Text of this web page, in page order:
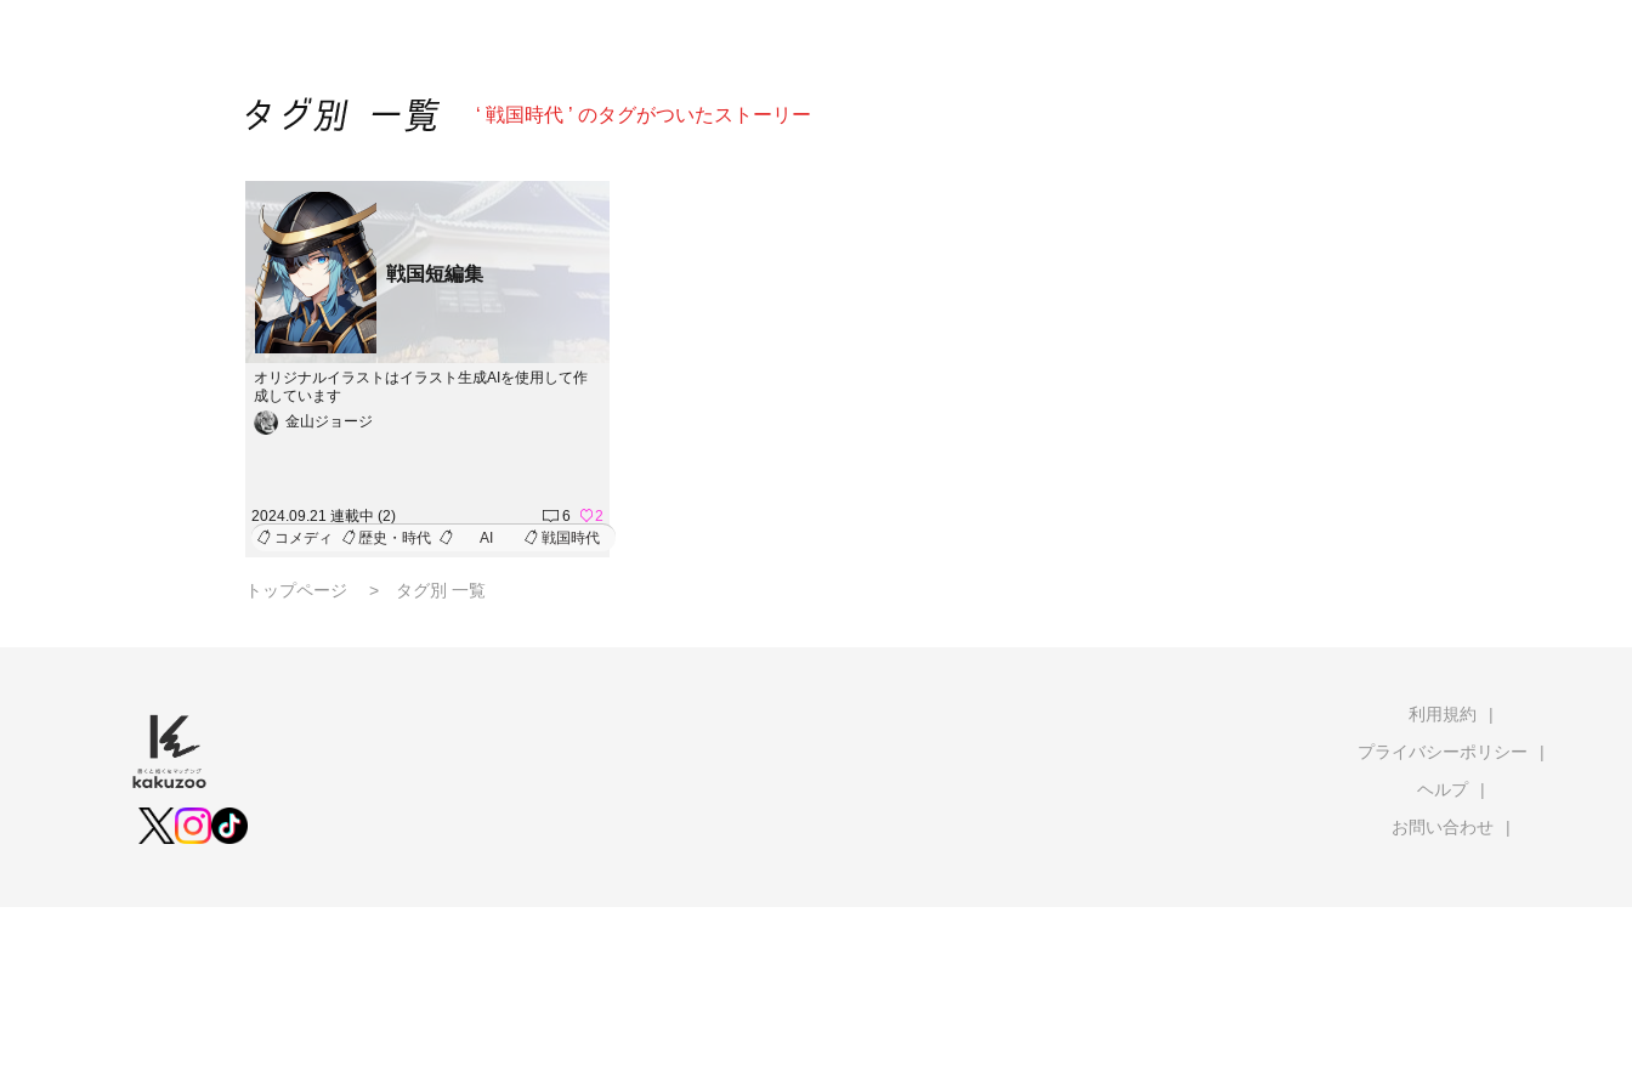
‘ 戦国時代 ’ のタグがついたストーリー
戦国短編集
オリジナルイラストはイラスト生成AIを使用して作
成しています
金山ジョージ
2024.09.21 連載中 (2) 6
2
コメディ
歴史・時代 AI 戦国時代
トップページ タグ別 一覧
利用規約
プライバシーポリシー
ヘルプ
お問い合わせ